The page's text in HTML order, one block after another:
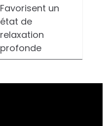
Favorisent un
état de
relaxation
profonde